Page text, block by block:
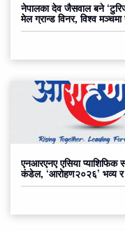
नेपालका देव जैसवाल बने
मेल ग्रान्ड विनर, विश्व
एनआरएनए एसिया प्याशिफिक
कंडेल, ‘आरोहण२०२६’ भव्य